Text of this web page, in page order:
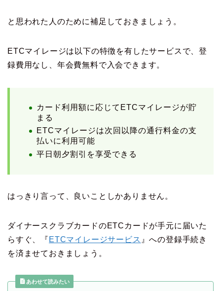
と思われた人のために補足しておきましょう。
ETCマイレージは以下の特徴を有したサービスで、登
録費用なし、年会費無料で入会できます。
カード利用額に応じてETCマイレージが貯
まる
ETCマイレージは次回以降の通行料金の支
払いに利用可能
平日朝夕割引を享受できる
はっきり言って、良いことしかありません。
ダイナースクラブカードのETCカードが手元に届いた
らすぐ、『 ETCマイレージサービス 』への登録手続き
を済ませておきましょう。
あわせて読みたい